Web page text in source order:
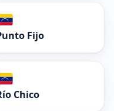
Fijo
Chico